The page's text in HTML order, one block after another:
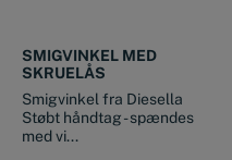
SMIGVINKEL MED
SKRUELÅS
Smigvinkel fra Diesella
Støbt håndtag - spændes
med vi...